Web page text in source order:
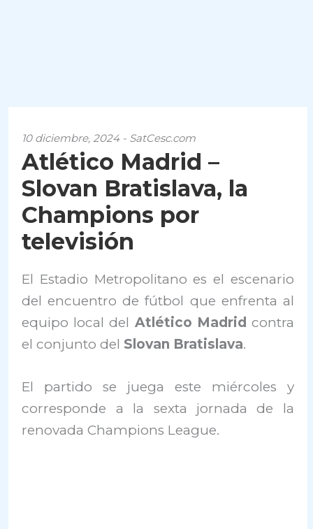
10 diciembre, 2024 - SatCesc.com
Atlético Madrid –
Slovan Bratislava, la
Champions por
televisión
El Estadio Metropolitano es el escenario
del encuentro de fútbol que enfrenta al
equipo local del Atlético Madrid contra
el conjunto del Slovan Bratislava.
El partido se juega este miércoles y
corresponde a la sexta jornada de la
renovada Champions League.